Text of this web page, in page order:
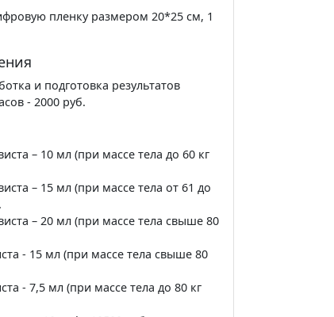
пленку размером 20*25 см, 1
и подготовка результатов
- 2000 руб.
– 10 мл (при массе тела до 60 кг
– 15 мл (при массе тела от 61 до
– 20 мл (при массе тела свыше 80
- 15 мл (при массе тела свыше 80
- 7,5 мл (при массе тела до 80 кг